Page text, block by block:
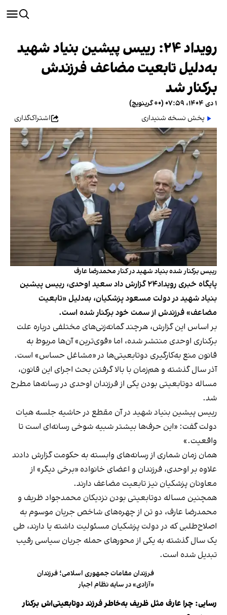
رویداد ۲۴: رییس پیشین بنیاد شهید
به‌دلیل تابعیت مضاعف فرزندش
برکنار شد
۱ دی ۱۴۰۴، ۰۷:۵۹ (‎+۰ گرینویچ)
پخش نسخه شنیداری
اشتراک‌گذاری
رییس برکنار شده بنیاد شهید در کنار محمدرضا عارف
پایگاه خبری رویداد۲۴ گزارش داد سعید اوحدی، رییس پیشین
بنیاد شهید در دولت مسعود پزشکیان، به‌دلیل «تابعیت
مضاعف» فرزندش از سمت خود برکنار شده است.
بر اساس این گزارش، هرچند گمانه‌زنی‌های مختلفی درباره علت
برکناری اوحدی منتشر شده، اما «قوی‌ترین» آن‌ها مربوط به
قانون منع به‌کارگیری دوتابعیتی‌ها در «مشاغل حساس» است.
آذر سال گذشته و هم‌زمان با بالا گرفتن بحث اجرای این قانون،
مساله دوتابعیتی بودن یکی از فرزندان اوحدی در رسانه‌ها مطرح
شد.
رییس پیشین بنیاد شهید در آن مقطع در حاشیه جلسه هیات
دولت گفت: «این حرف‌ها بیشتر شبیه شوخی رسانه‌ای است تا
واقعیت.»
همان زمان شماری از رسانه‌های وابسته به حکومت گزارش دادند
علاوه بر اوحدی، فرزندان و اعضای خانواده «برخی دیگر» از
معاونان پزشکیان نیز تابعیت مضاعف دارند.
همچنین مساله دوتابعیتی بودن نزدیکان محمدجواد ظریف و
محمدرضا عارف، دو تن از چهره‌های شاخص جریان موسوم به
اصلاح‌طلبی که در دولت پزشکیان مسئولیت داشته یا دارند، طی
یک سال گذشته به یکی از محورهای حمله جریان سیاسی رقیب
تبدیل شده است.
فرزندان مقامات جمهوری اسلامی؛ فرزندان
«آزادی» در سایه نظام اجبار
رسایی: چرا عارف مثل ظریف به‌خاطر فرزند دوتابعیتی‌اش برکنار